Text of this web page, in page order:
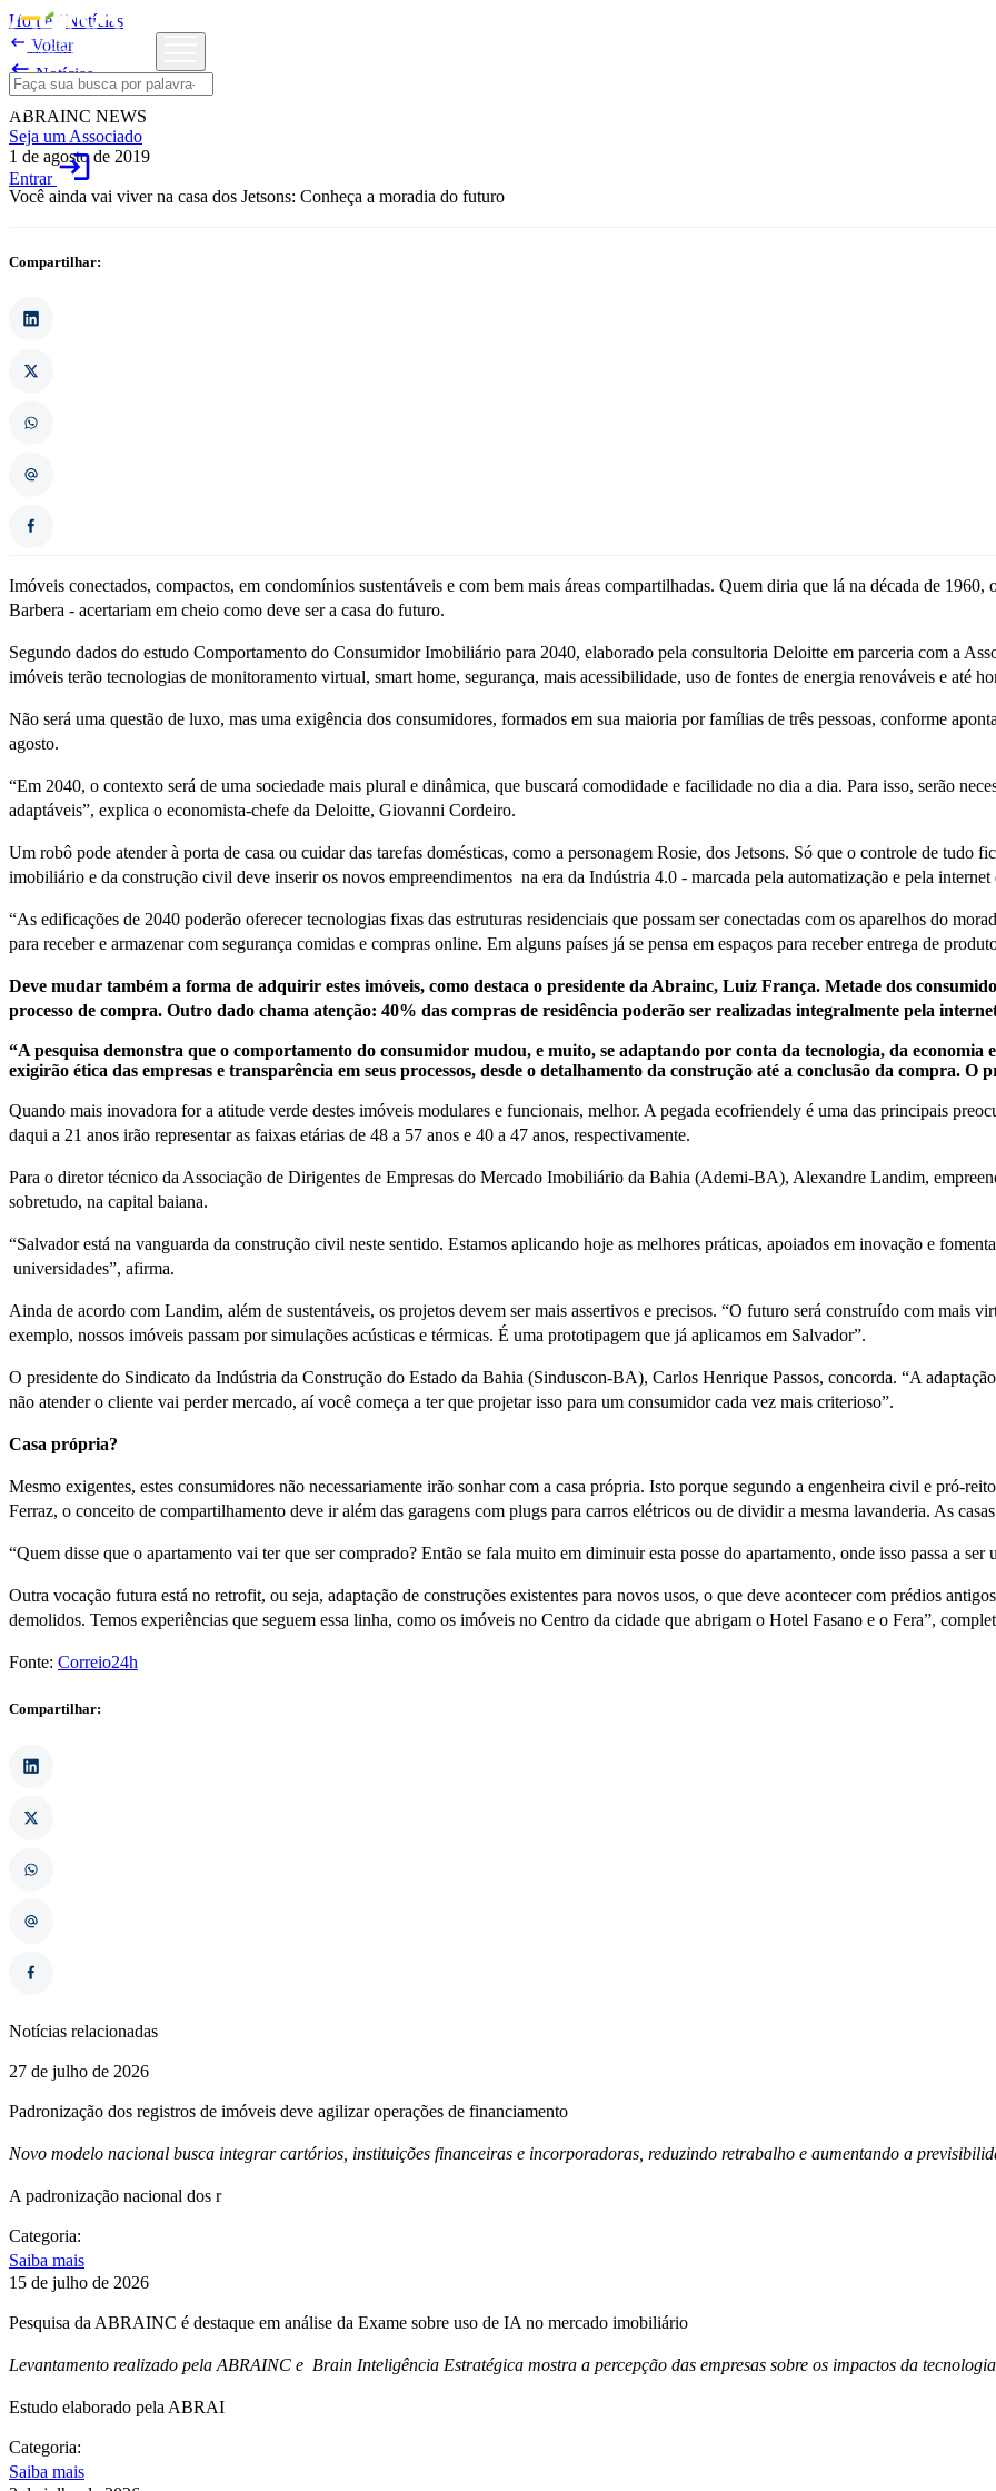
Seja um Associado
Entrarlogin
Home/Notícias
 Voltar
Notícias
ABRAINC NEWS
1 de agosto de 2019
Você ainda vai viver na casa dos Jetsons: Conheça a moradia do futuro
Compartilhar:
Imóveis conectados, compactos, em condomínios sustentáveis e com bem mais áreas compartilhadas. Quem diria que lá na década de
Barbera - acertariam em cheio como deve ser a casa do futuro.
Segundo dados do estudo Comportamento do Consumidor Imobiliário para 2040, elaborado pela consultoria Deloitte em parceria com a
imóveis terão tecnologias de monitoramento virtual, smart home, segurança, mais acessibilidade, uso de fontes de energia renováveis e até
Não será uma questão de luxo, mas uma exigência dos consumidores, formados em sua maioria por famílias de três pessoas, conforme
agosto.
“Em 2040, o contexto será de uma sociedade mais plural e dinâmica, que buscará comodidade e facilidade no dia a dia. Para isso, serão
adaptáveis”, explica o economista-chefe da Deloitte, Giovanni Cordeiro.
Um robô pode atender à porta de casa ou cuidar das tarefas domésticas, como a personagem Rosie, dos Jetsons. Só que o controle de tudo
imobiliário e da construção civil deve inserir os novos empreendimentos na era da Indústria 4.0 - marcada pela automatização e pela internet
“As edificações de 2040 poderão oferecer tecnologias fixas das estruturas residenciais que possam ser conectadas com os aparelhos do
para receber e armazenar com segurança comidas e compras online. Em alguns países já se pensa em espaços para receber entrega de
Deve mudar também a forma de adquirir estes imóveis, como destaca o presidente da Abrainc, Luiz França. Metade dos
processo de compra. Outro dado chama atenção: 40% das compras de residência poderão ser realizadas integralmente pela
“A pesquisa demonstra que o comportamento do consumidor mudou, e muito, se adaptando por conta da tecnologia, da economia e
exigirão ética das empresas e transparência em seus processos, desde o detalhamento da construção até a conclusão da compra. O
Quando mais inovadora for a atitude verde destes imóveis modulares e funcionais, melhor. A pegada ecofriendely é uma das principais
daqui a 21 anos irão representar as faixas etárias de 48 a 57 anos e 40 a 47 anos, respectivamente.
Para o diretor técnico da Associação de Dirigentes de Empresas do Mercado Imobiliário da Bahia (Ademi-BA), Alexandre Landim,
sobretudo, na capital baiana.
“Salvador está na vanguarda da construção civil neste sentido. Estamos aplicando hoje as melhores práticas, apoiados em inovação e
universidades”, afirma.
Ainda de acordo com Landim, além de sustentáveis, os projetos devem ser mais assertivos e precisos. “O futuro será construído com mais
exemplo, nossos imóveis passam por simulações acústicas e térmicas. É uma prototipagem que já aplicamos em Salvador”.
O presidente do Sindicato da Indústria da Construção do Estado da Bahia (Sinduscon-BA), Carlos Henrique Passos, concorda. “A
não atender o cliente vai perder mercado, aí você começa a ter que projetar isso para um consumidor cada vez mais criterioso”.
Casa própria?
Mesmo exigentes, estes consumidores não necessariamente irão sonhar com a casa própria. Isto porque segundo a engenheira civil e pró-
Ferraz, o conceito de compartilhamento deve ir além das garagens com plugs para carros elétricos ou de dividir a mesma lavanderia. As
“Quem disse que o apartamento vai ter que ser comprado? Então se fala muito em diminuir esta posse do apartamento, onde isso passa a ser
Outra vocação futura está no retrofit, ou seja, adaptação de construções existentes para novos usos, o que deve acontecer com prédios
demolidos. Temos experiências que seguem essa linha, como os imóveis no Centro da cidade que abrigam o Hotel Fasano e o Fera”,
Fonte: Correio24h
Compartilhar:
Notícias relacionadas
27 de julho de 2026
Padronização dos registros de imóveis deve agilizar operações de financiamento
Novo modelo nacional busca integrar cartórios, instituições financeiras e incorporadoras, reduzindo retrabalho e aumentando a
A padronização nacional dos r
Categoria:
Saiba mais
15 de julho de 2026
Pesquisa da ABRAINC é destaque em análise da Exame sobre uso de IA no mercado imobiliário
Levantamento realizado pela ABRAINC e Brain Inteligência Estratégica mostra a percepção das empresas sobre os impactos da
Estudo elaborado pela ABRAI
Categoria:
Saiba mais